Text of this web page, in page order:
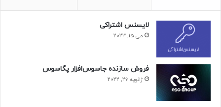
قاب BANG!CASE ازطریق پلتفرم کیک‌استارتر عرضه شده و
درحال‌حاضر با تخفیف‌ پیش‌خرید دردسترس است. قیمت نهایی
دلار و پس از آن تعدادی دیگر با قیمت ۴۵ دلار به‌فروش می‌رسند.
حتما بخوانید : یکی دیگر از نرم‌افزارهای مایکروسافت،
سه‌بعدی شد
لایسنس اشتراکی
می 15, 2023
فروش سازنده جاسوس‌افزار پگاسوس
ژانویه 26, 2022